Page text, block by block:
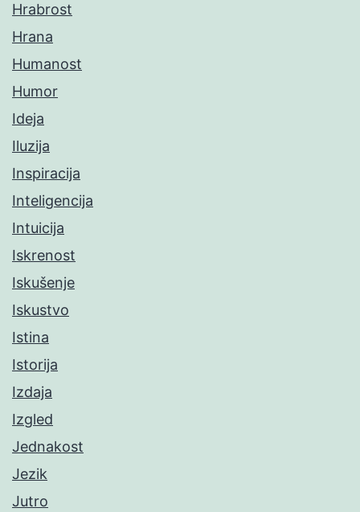
Hrabrost
Hrana
Humanost
Humor
Ideja
Iluzija
Inspiracija
Inteligencija
Intuicija
Iskrenost
Iskušenje
Iskustvo
Istina
Istorija
Izdaja
Izgled
Jednakost
Jezik
Jutro